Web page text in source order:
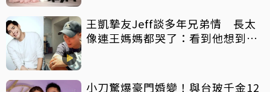
王凱摯友Jeff談多年兄弟情 長太
像連王媽媽都哭了：看到他想到兒
小刀驚爆豪門婚變！與台玻千金12